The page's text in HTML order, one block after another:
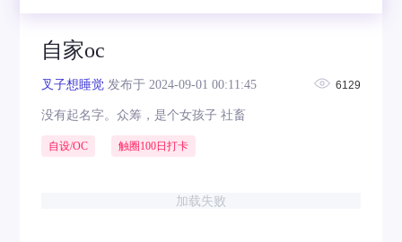
自家oc
叉子想睡觉 发布于 2024-09-01 00:11:45 6129
没有起名字。众筹，是个女孩子 社畜
自设/OC 触圈100日打卡
加载失败